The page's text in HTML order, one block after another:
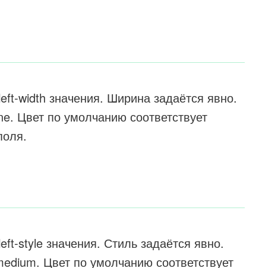
width значения. Ширина задаётся явно.
Цвет по умолчанию соответствует
style значения. Стиль задаётся явно.
Цвет по умолчанию соответствует